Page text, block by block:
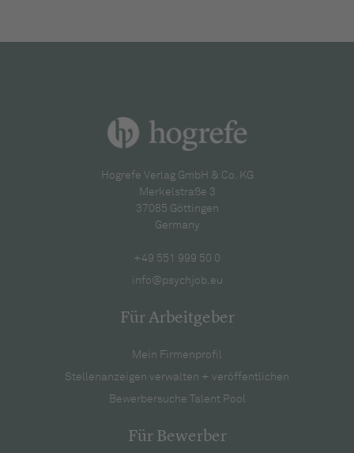
Hogrefe Verlag GmbH & Co. KG
Merkelstraße 3
37085 Göttingen
Germany
+49 551 999 50 0
info@psychjob.eu
Für Arbeitgeber
Mein Firmenprofil
Stellenanzeigen verwalten + veröffentlichen
Bewerbersuche Talent Pool
Für Bewerber